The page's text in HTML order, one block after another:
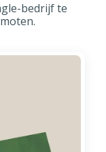
bedrijf te